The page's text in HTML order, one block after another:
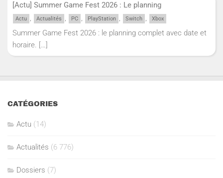
[Actu] Summer Game Fest 2026 : Le planning
Actu , Actualités , PC , PlayStation , Switch , Xbox
Summer Game Fest 2026 : le planning complet avec date et
horaire. […]
CATÉGORIES
Actu (14)
Actualités (6 776)
Dossiers (7)